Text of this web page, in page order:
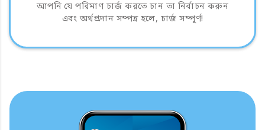
আপনি যে পরিমাণ চার্জ করতে চান তা নির্বাচন করুন
এবং অর্থপ্রদান সম্পন্ন হলে, চার্জ সম্পূর্ণ!